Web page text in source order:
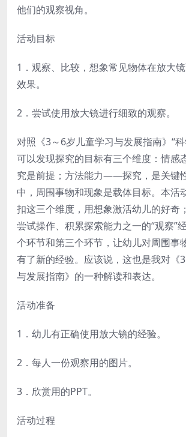
他们的观察视角。
活动目标
1．观察、比较，想象常见物体在放大
效果。
2．尝试使用放大镜进行细致的观察。
对照《3～6岁儿童学习与发展指南》“科
可以发现探究的目标有三个维度：情
究是前提；方法能力——探究，是关键
中，周围事物和现象是载体目标。本活
扣这三个维度，用想象激活幼儿的好奇
尝试操作、积累探索能力之一的“观察”
个环节和第三个环节，让幼儿对周围事
有了新的经验。应该说，这也是我对《
与发展指南》的一种解读和表达。
活动准备
1．幼儿有正确使用放大镜的经验。
2．每人一份观察用的图片。
3．欣赏用的PPT。
活动过程